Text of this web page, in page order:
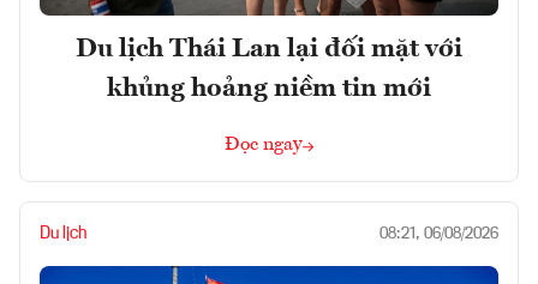
Du lịch Thái Lan lại đối mặt với
khủng hoảng niềm tin mới
Đọc ngay
Du lịch 08:21, 06/08/2026